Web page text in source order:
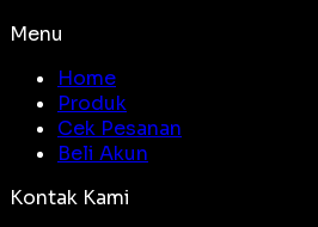
Menu
Home
Produk
Cek Pesanan
Beli Akun
Kontak Kami